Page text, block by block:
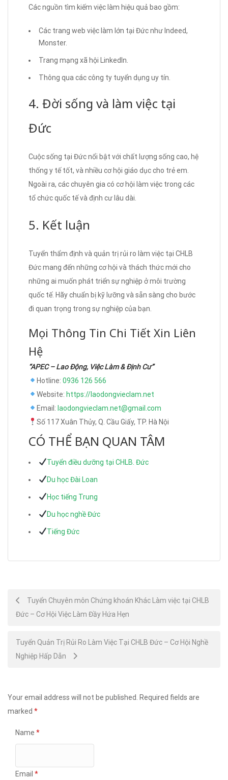
Các nguồn tìm kiếm việc làm hiệu quả bao gồm:
Các trang web việc làm lớn tại Đức như Indeed,
Monster.
Trang mạng xã hội LinkedIn.
Thông qua các công ty tuyển dụng uy tín.
4. Đời sống và làm việc tại
Đức
Cuộc sống tại Đức nổi bật với chất lượng sống cao, hệ
thống y tế tốt, và nhiều cơ hội giáo dục cho trẻ em.
Ngoài ra, các chuyên gia có cơ hội làm việc trong các
tổ chức quốc tế và định cư lâu dài.
5. Kết luận
Tuyển thẩm định và quản trị rủi ro làm việc tại CHLB
Đức mang đến những cơ hội và thách thức mới cho
những ai muốn phát triển sự nghiệp ở môi trường
quốc tế. Hãy chuẩn bị kỹ lưỡng và sẵn sàng cho bước
đi quan trọng trong sự nghiệp của bạn.
Mọi Thông Tin Chi Tiết Xin Liên
Hệ
“APEC – Lao Động, Việc Làm & Định Cư”
Hotline: 0936 126 566
Website: https://laodongvieclam.net
Email: laodongvieclam.net@gmail.com
Số 117 Xuân Thủy, Q. Cầu Giấy, TP. Hà Nội
CÓ THỂ BẠN QUAN TÂM
Tuyển điều dưỡng tại CHLB. Đức
Du học Đài Loan
Học tiếng Trung
Du học nghề Đức
Tiếng Đức
Post
navigation
Tuyển Chuyên môn Chứng khoán Khác Làm việc tại CHLB
Đức – Cơ Hội Việc Làm Đầy Hứa Hẹn
Tuyển Quản Trị Rủi Ro Làm Việc Tại CHLB Đức – Cơ Hội Nghề
Nghiệp Hấp Dẫn
Your email address will not be published.
Required fields are
marked *
Name *
Email *